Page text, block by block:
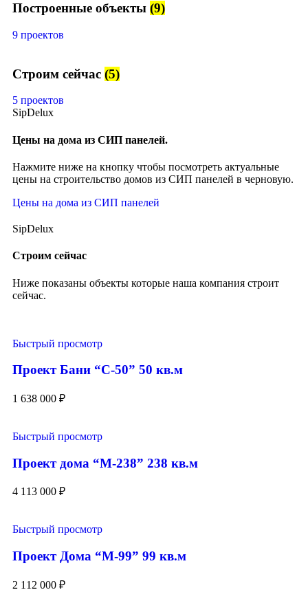
Построенные объекты (9)
9 проектов
Строим сейчас (5)
5 проектов
SipDelux
Цены на дома из СИП панелей.
Нажмите ниже на кнопку чтобы посмотреть актуальные
цены на строительство домов из СИП панелей в черновую.
Цены на дома из СИП панелей
SipDelux
Строим сейчас
Ниже показаны объекты которые наша компания строит
сейчас.
Быстрый просмотр
Проект Бани “С-50” 50 кв.м
1 638 000 ₽
Быстрый просмотр
Проект дома “М-238” 238 кв.м
4 113 000 ₽
Быстрый просмотр
Проект Дома “М-99” 99 кв.м
2 112 000 ₽